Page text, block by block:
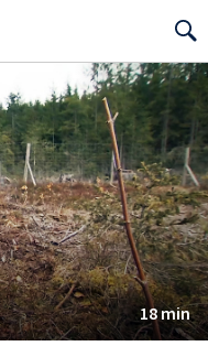
Search
18 min